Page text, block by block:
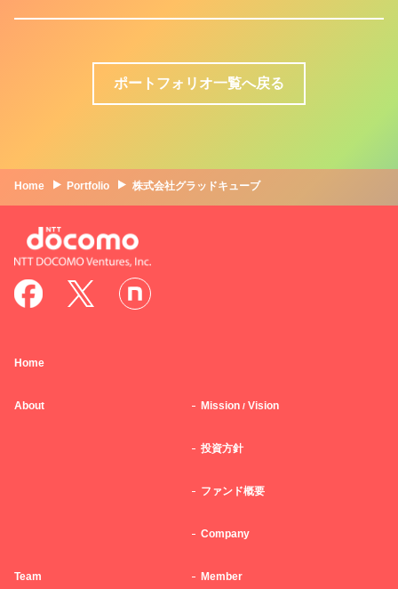
ポートフォリオ一覧へ戻る
Home Portfolio 株式会社グラッドキューブ
Home
About Mission / Vision
投資方針
ファンド概要
Company
Team Member